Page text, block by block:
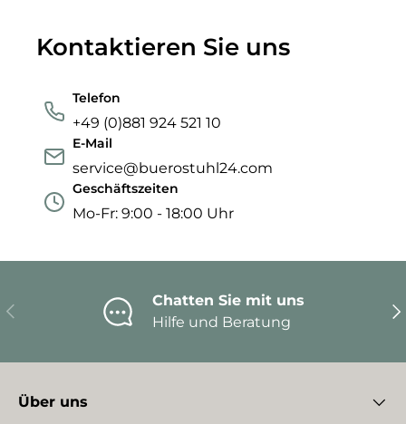
Kontaktieren Sie uns
Telefon
+49 (0)881 924 521 10
E-Mail
service@buerostuhl24.com
Geschäftszeiten
Mo-Fr: 9:00 - 18:00 Uhr
Vorherige
Chatten Sie mit uns
Hilfe und Beratung
Über uns